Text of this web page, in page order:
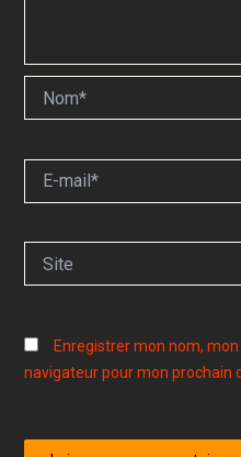
mail*
Enregistrer mon nom,
navigateur pour mon prochain